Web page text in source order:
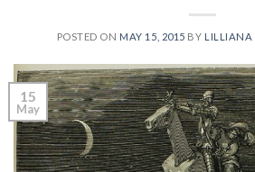
POSTED ON MAY 15, 2015 BY LILLIANA
15
May